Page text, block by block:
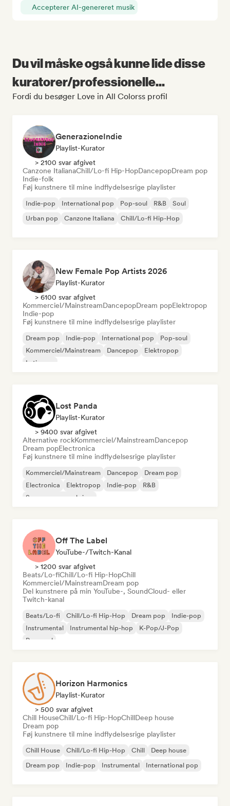
Accepterer AI-genereret musik
Du vil måske også kunne lide disse
kuratorer/professionelle...
Fordi du besøger Love in All Colorss profil
GenerazioneIndie
Playlist-Kurator
> 2100 svar afgivet
Canzone ItalianaChill/Lo-fi Hip-HopDancepopDream pop
Indie-folk
Føj kunstnere til mine indflydelsesrige playlister
Indie-pop International pop Pop-soul R&B
Soul
Urban pop
Canzone Italiana Chill/Lo-fi Hip-Hop
New Female Pop Artists 2026
Playlist-Kurator
> 6100 svar afgivet
Kommerciel/MainstreamDancepopDream popElektropop
Indie-pop
Føj kunstnere til mine indflydelsesrige playlister
Dream pop Indie-pop International pop
Pop-soul
Kommerciel/Mainstream
Dancepop
Elektropop
Latin pop
Lost Panda
Playlist-Kurator
> 9400 svar afgivet
Alternative rockKommerciel/MainstreamDancepop
Dream popElectronica
Føj kunstnere til mine indflydelsesrige playlister
Kommerciel/Mainstream Dancepop
Dream pop
Electronica
Elektropop Indie-pop
R&B
Sanger og sangskriver
Off The Label
YouTube-/Twitch-Kanal
> 1200 svar afgivet
Beats/Lo-fiChill/Lo-fi Hip-HopChill
Kommerciel/MainstreamDream pop
Del kunstnere på min YouTube-, SoundCloud- eller
Twitch-kanal
Beats/Lo-fi Chill/Lo-fi Hip-Hop Dream pop
Indie-pop
Instrumental
Instrumental hip-hop
K-Pop/J-Pop
Pop-soul
Horizon Harmonics
Playlist-Kurator
> 500 svar afgivet
Chill HouseChill/Lo-fi Hip-HopChillDeep house
Dream pop
Føj kunstnere til mine indflydelsesrige playlister
Chill House Chill/Lo-fi Hip-Hop Chill
Deep house
Dream pop
Indie-pop Instrumental International pop